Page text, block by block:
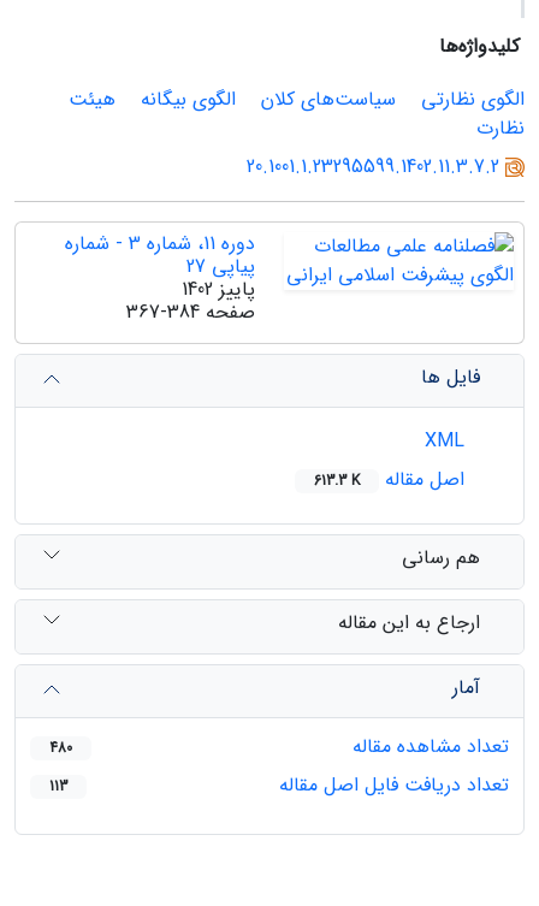
کلیدواژه‌ها
الگوی نظارتی
سیاست‌های کلان الگوی بیگانه
هیئت
نظارت
20.1001.1.23295599.1402.11.3.7.2
دوره 11، شماره 3 - شماره
پیاپی 27
پاییز 1402
صفحه 367-384
فایل ها
اصل مقاله
613.3 K
هم رسانی
ارجاع به این مقاله
آمار
تعداد مشاهده مقاله
480
تعداد دریافت فایل اصل مقاله 113